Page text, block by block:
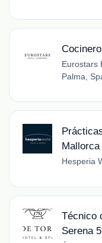
Eurostars
Palma,
Mallorca
Hesperia
Técnico
Serena